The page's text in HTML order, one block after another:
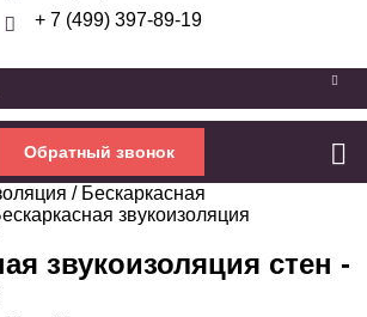
+ 7 (499) 397-89-19
Обратный звонок
/ Бескаркасная
звукоизоляция
звукоизоляция стен -